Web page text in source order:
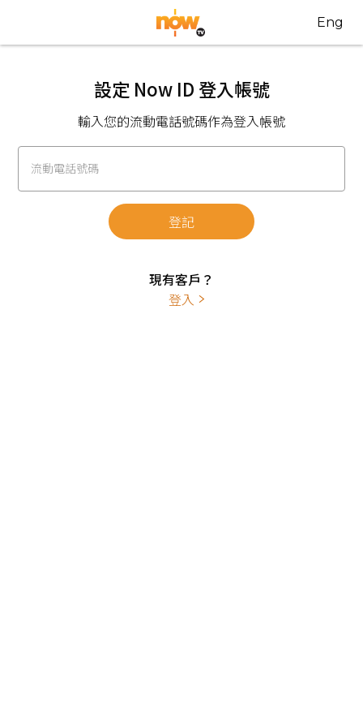
Eng
設定 Now ID 登入帳號
輸入您的流動電話號碼作為登入帳號
流動電話號碼
登記
現有客戶？
登入